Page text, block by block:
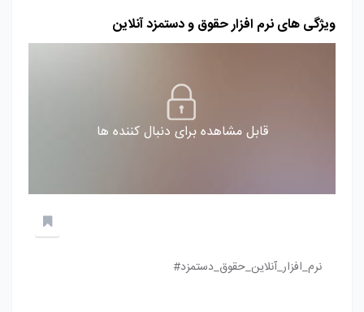
ویژگی های نرم افزار حقوق و دستمزد آنلاین
قابل مشاهده برای دنبال کننده ها
نرم_افزار_آنلاین_حقوق_دستمزد#